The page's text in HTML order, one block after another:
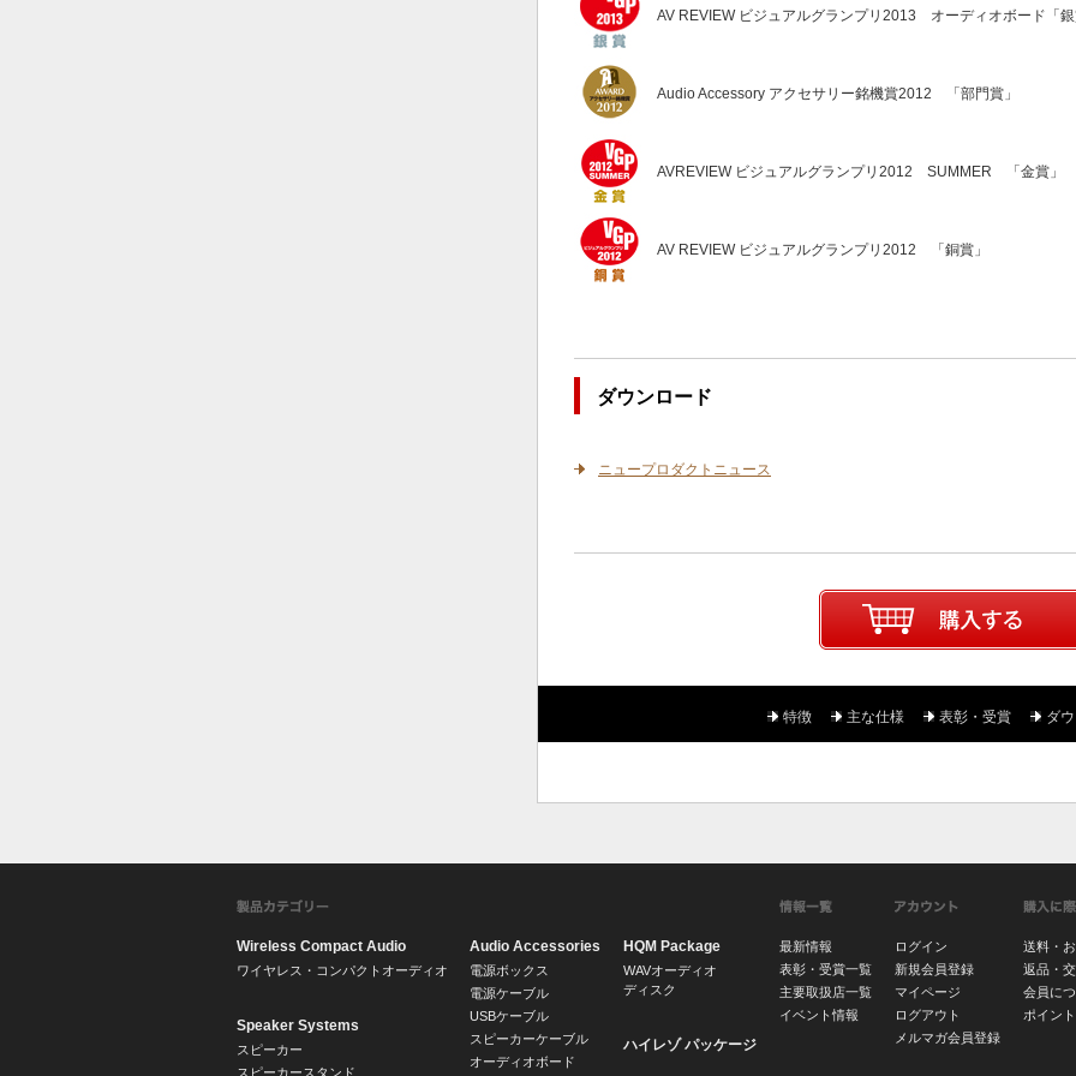
AV REVIEW ビジュアルグランプリ2013 オーディオボード「
Audio Accessory アクセサリー銘機賞2012 「部門賞」
AVREVIEW ビジュアルグランプリ2012 SUMMER 「金賞」
AV REVIEW ビジュアルグランプリ2012 「銅賞」
ダウンロード
ニュープロダクトニュース
特徴 主な仕様 表彰・受賞 ダ
Wireless Compact Audio
ワイヤレス・コンパクトオーディオ
Speaker Systems
スピーカー
スピーカースタンド
Audio Accessories
電源ボックス
電源ケーブル
USBケーブル
スピーカーケーブル
オーディオボード
HQM Package
WAVオーディオ
ディスク
ハイレゾ パッケージ
最新情報
表彰・受賞一覧
主要取扱店一覧
イベント情報
ログイン
新規会員登録
マイページ
ログアウト
メルマガ会員登録
送料・
返品・
会員に
ポイン